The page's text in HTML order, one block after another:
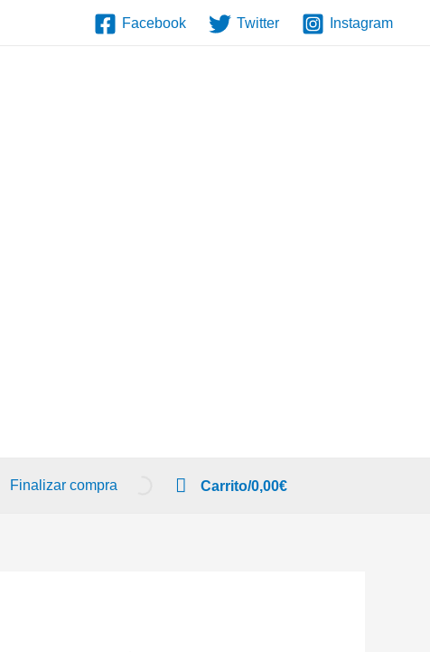
Facebook Twitter Instagram
Finalizar compra Carrito/0,00€